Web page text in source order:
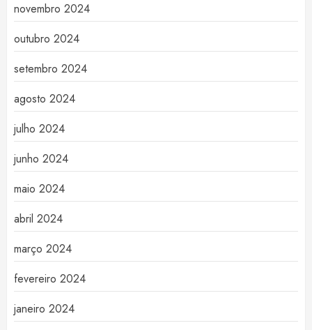
novembro 2024
outubro 2024
setembro 2024
agosto 2024
julho 2024
junho 2024
maio 2024
abril 2024
março 2024
fevereiro 2024
janeiro 2024